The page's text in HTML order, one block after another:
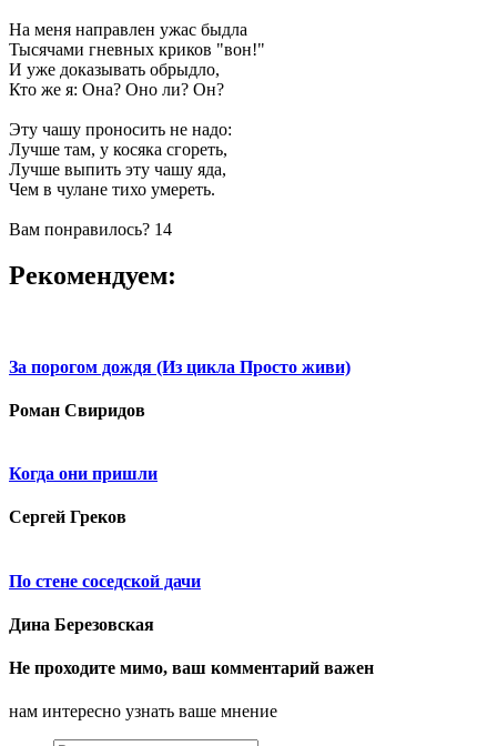
На меня направлен ужас быдла
Тысячами гневных криков "вон!"
И уже доказывать обрыдло,
Кто же я: Она? Оно ли? Он?
Эту чашу проносить не надо:
Лучше там, у косяка сгореть,
Лучше выпить эту чашу яда,
Чем в чулане тихо умереть.
Вам понравилось? 14
Рекомендуем:
За порогом дождя (Из цикла Просто живи)
Роман Свиридов
Когда они пришли
Сергей Греков
По стене соседской дачи
Дина Березовская
Не проходите мимо, ваш комментарий важен
нам интересно узнать ваше мнение